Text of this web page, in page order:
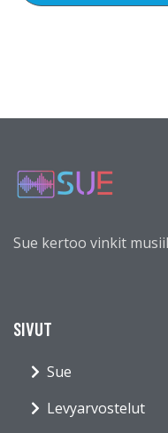
Sue kertoo vinkit
SIVUT
Sue
Levyarvostelut